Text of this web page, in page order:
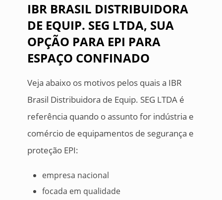
IBR BRASIL DISTRIBUIDORA
DE EQUIP. SEG LTDA, SUA
OPÇÃO PARA EPI PARA
ESPAÇO CONFINADO
Veja abaixo os motivos pelos quais a IBR
Brasil Distribuidora de Equip. SEG LTDA é
referência quando o assunto for indústria e
comércio de equipamentos de segurança e
proteção EPI:
empresa nacional
focada em qualidade